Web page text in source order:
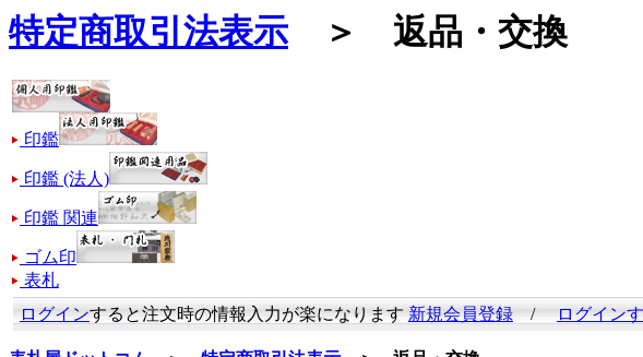
特定商取引法表示 ＞ 返品・交換
印鑑
印鑑 (法人)
印鑑 関連
ゴム印
表札
ログインすると注文時の情報入力が楽になります新規会員登録/ログイン